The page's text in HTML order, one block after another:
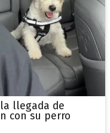
llegada de
con su perro